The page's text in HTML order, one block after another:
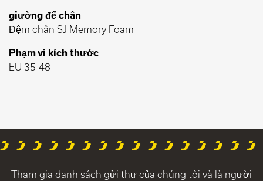
giường để chân
Đệm chân SJ Memory Foam
Phạm vi kích thước
EU 35-48
Tham gia danh sách gửi thư của chúng tôi và là người